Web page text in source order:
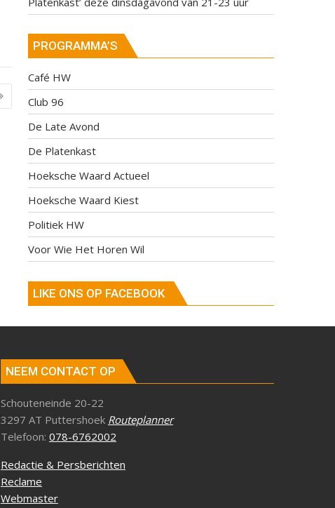
PROGRAMMA’S
Café HW
Club 96
De Late Avond
De Platenkast
Hoeksche Waard Actueel
Hoeksche Waard Kiest
Politiek HW
Voor Wie Het Horen Wil
LIKE ONS OP FACEBOOK
NEEM CONTACT OP
Schouteneinde 20-22
3297 AT Puttershoek Routeplanner
Telefoon: 078-6762002
Redactie & Persberichten
Reclame
Webmaster